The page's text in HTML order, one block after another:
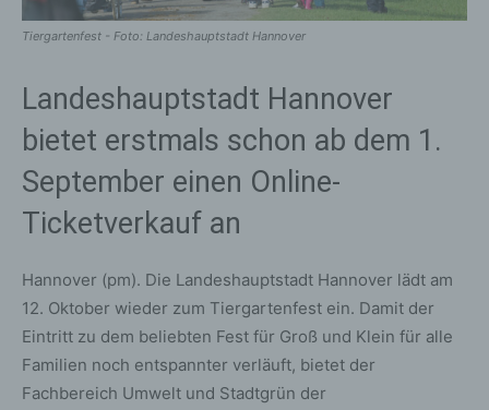
Tiergartenfest - Foto: Landeshauptstadt Hannover
Landeshauptstadt Hannover
bietet erstmals schon ab dem 1.
September einen Online-
Ticketverkauf an
Hannover (pm). Die Landeshauptstadt Hannover lädt am
12. Oktober wieder zum Tiergartenfest ein. Damit der
Eintritt zu dem beliebten Fest für Groß und Klein für alle
Familien noch entspannter verläuft, bietet der
Fachbereich Umwelt und Stadtgrün der